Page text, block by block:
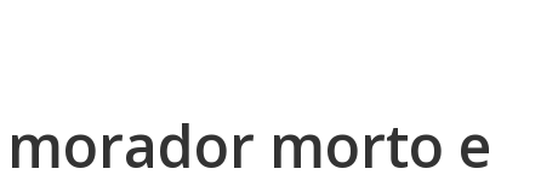
morto e